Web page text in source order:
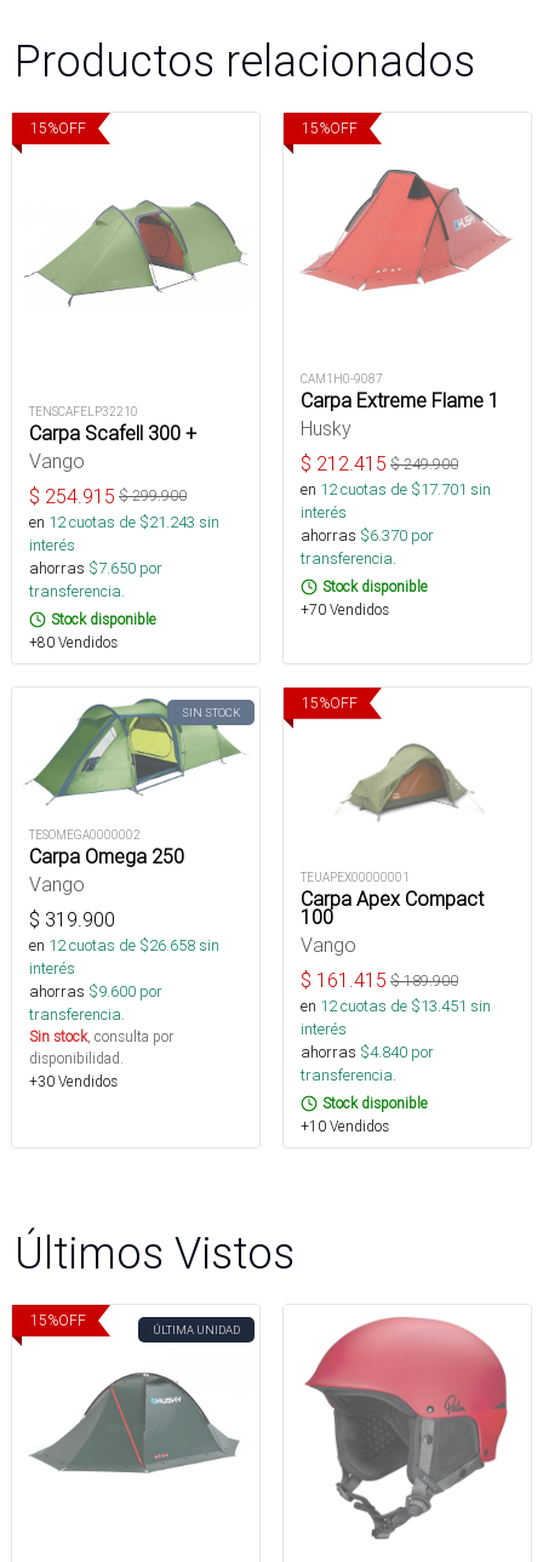
Productos relacionados
15%OFF
TENSCAFELP32210
Carpa Scafell 300 +
Vango
$ 254.915 $299.900
en 12cuotas de $21.243 sin
interés
ahorras $7.650 por
transferencia.
Stock disponible
+80 Vendidos
15%OFF
CAM1H0-9087
Carpa Extreme Flame 1
Husky
$ 212.415 $249.900
en 12cuotas de $17.701 sin
interés
ahorras $6.370 por
transferencia.
Stock disponible
+70 Vendidos
SIN STOCK
TESOMEGA0000002
Carpa Omega 250
Vango
$ 319.900
en 12cuotas de $26.658sin
interés
ahorras $9.600 por
transferencia.
Sin stock, consulta por
disponibilidad.
+30 Vendidos
15%OFF
TEUAPEX00000001
Carpa Apex Compact
100
Vango
$ 161.415 $189.900
en 12cuotas de $13.451 sin
interés
ahorras $4.840 por
transferencia.
Stock disponible
+10 Vendidos
Últimos Vistos
15%OFF
ÚLTIMA UNIDAD